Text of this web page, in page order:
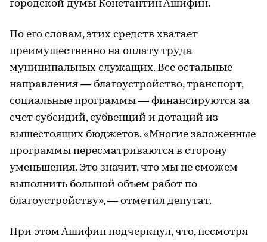
городской думы Константин Ашифин.
По его словам, этих средств хватает
преимущественно на оплату труда
муниципальных служащих. Все остальные
направления — благоустройство, транспорт,
социальные программы — финансируются за
счет субсидий, субвенций и дотаций из
вышестоящих бюджетов. «Многие заложенные
программы пересматриваются в сторону
уменьшения. Это значит, что мы не сможем
выполнить большой объем работ по
благоустройству», — отметил депутат.
При этом Ашифин подчеркнул, что, несмотря